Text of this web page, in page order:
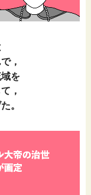
，
を
，
。